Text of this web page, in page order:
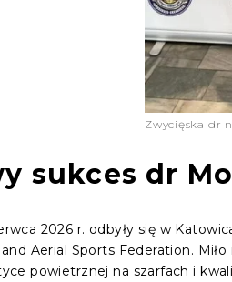
Zwycięska dr
sukces dr
2026 r. odbyły się w
Aerial Sports Federation.
powietrznej na szarfach i